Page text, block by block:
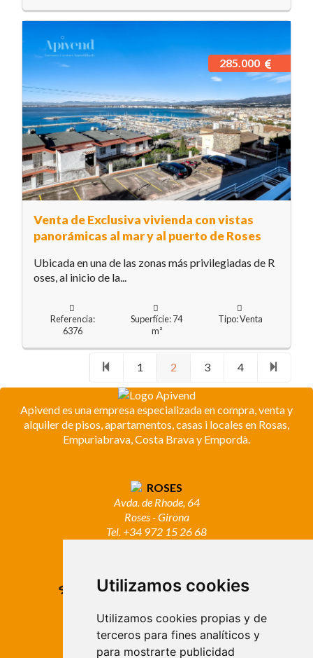
Utilizamos cookies
Utilizamos cookies propias y de
terceros para fines analíticos y
para mostrarte publicidad
Venta de Exclusiva vivienda con vistas
panorámicas al mar y al puerto de Roses
285.000
Ubicada en una de las zonas más privilegiadas de R
oses, al inicio de la...
Referencia:
6376
Superfície: 74
m²
Tipo: Venta
1 2 3 4
Apivend es una empresa especializada en compra, venta y
alquiler de pisos, apartamentos, casas i locales en Rosas,
Empuriabrava, Costa Brava y Empordà.
ROSES
Avda. de Rhode, 64
Roses - Girona
Tel. +34 972 15 26 68
Síguenos!